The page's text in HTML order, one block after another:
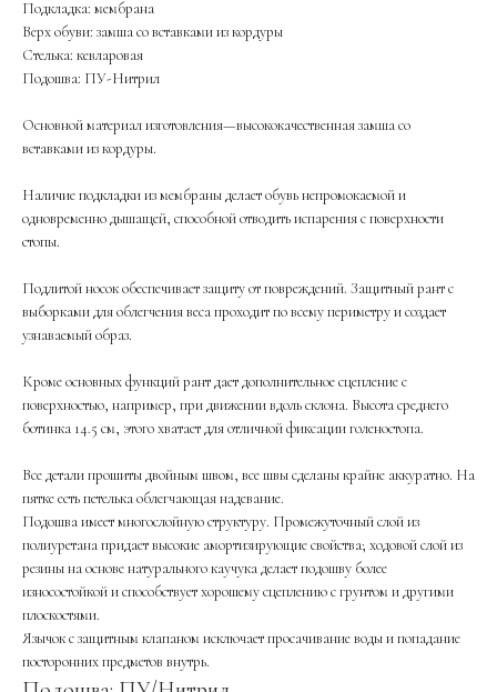
Подкладка: мембрана
Верх обуви: замша со вставками из кордуры
Стелька: кевларовая
Подошва: ПУ-Нитрил
Основной материал изготовления—высококачественная замша со
вставками из кордуры.
Наличие подкладки из мембраны делает обувь непромокаемой и
одновременно дышащей, способной отводить испарения с поверхности
стопы.
Подлитой носок обеспечивает защиту от повреждений. Защитный рант с
выборками для облегчения веса проходит по всему периметру и создает
узнаваемый образ.
Кроме основных функций рант дает дополнительное сцепление с
поверхностью, например, при движении вдоль склона. Высота среднего
ботинка 14.5 см, этого хватает для отличной фиксации голеностопа.
Все детали прошиты двойным швом, все швы сделаны крайне аккуратно. На
пятке есть петелька облегчающая надевание.
Подошва имеет многослойную структуру. Промежуточный слой из
полиуретана придает высокие амортизирующие свойства; ходовой слой из
резины на основе натурального каучука делает подошву более
износостойкой и способствует хорошему сцеплению с грунтом и другими
плоскостями.
Язычок с защитным клапаном исключает просачивание воды и попадание
посторонних предметов внутрь.